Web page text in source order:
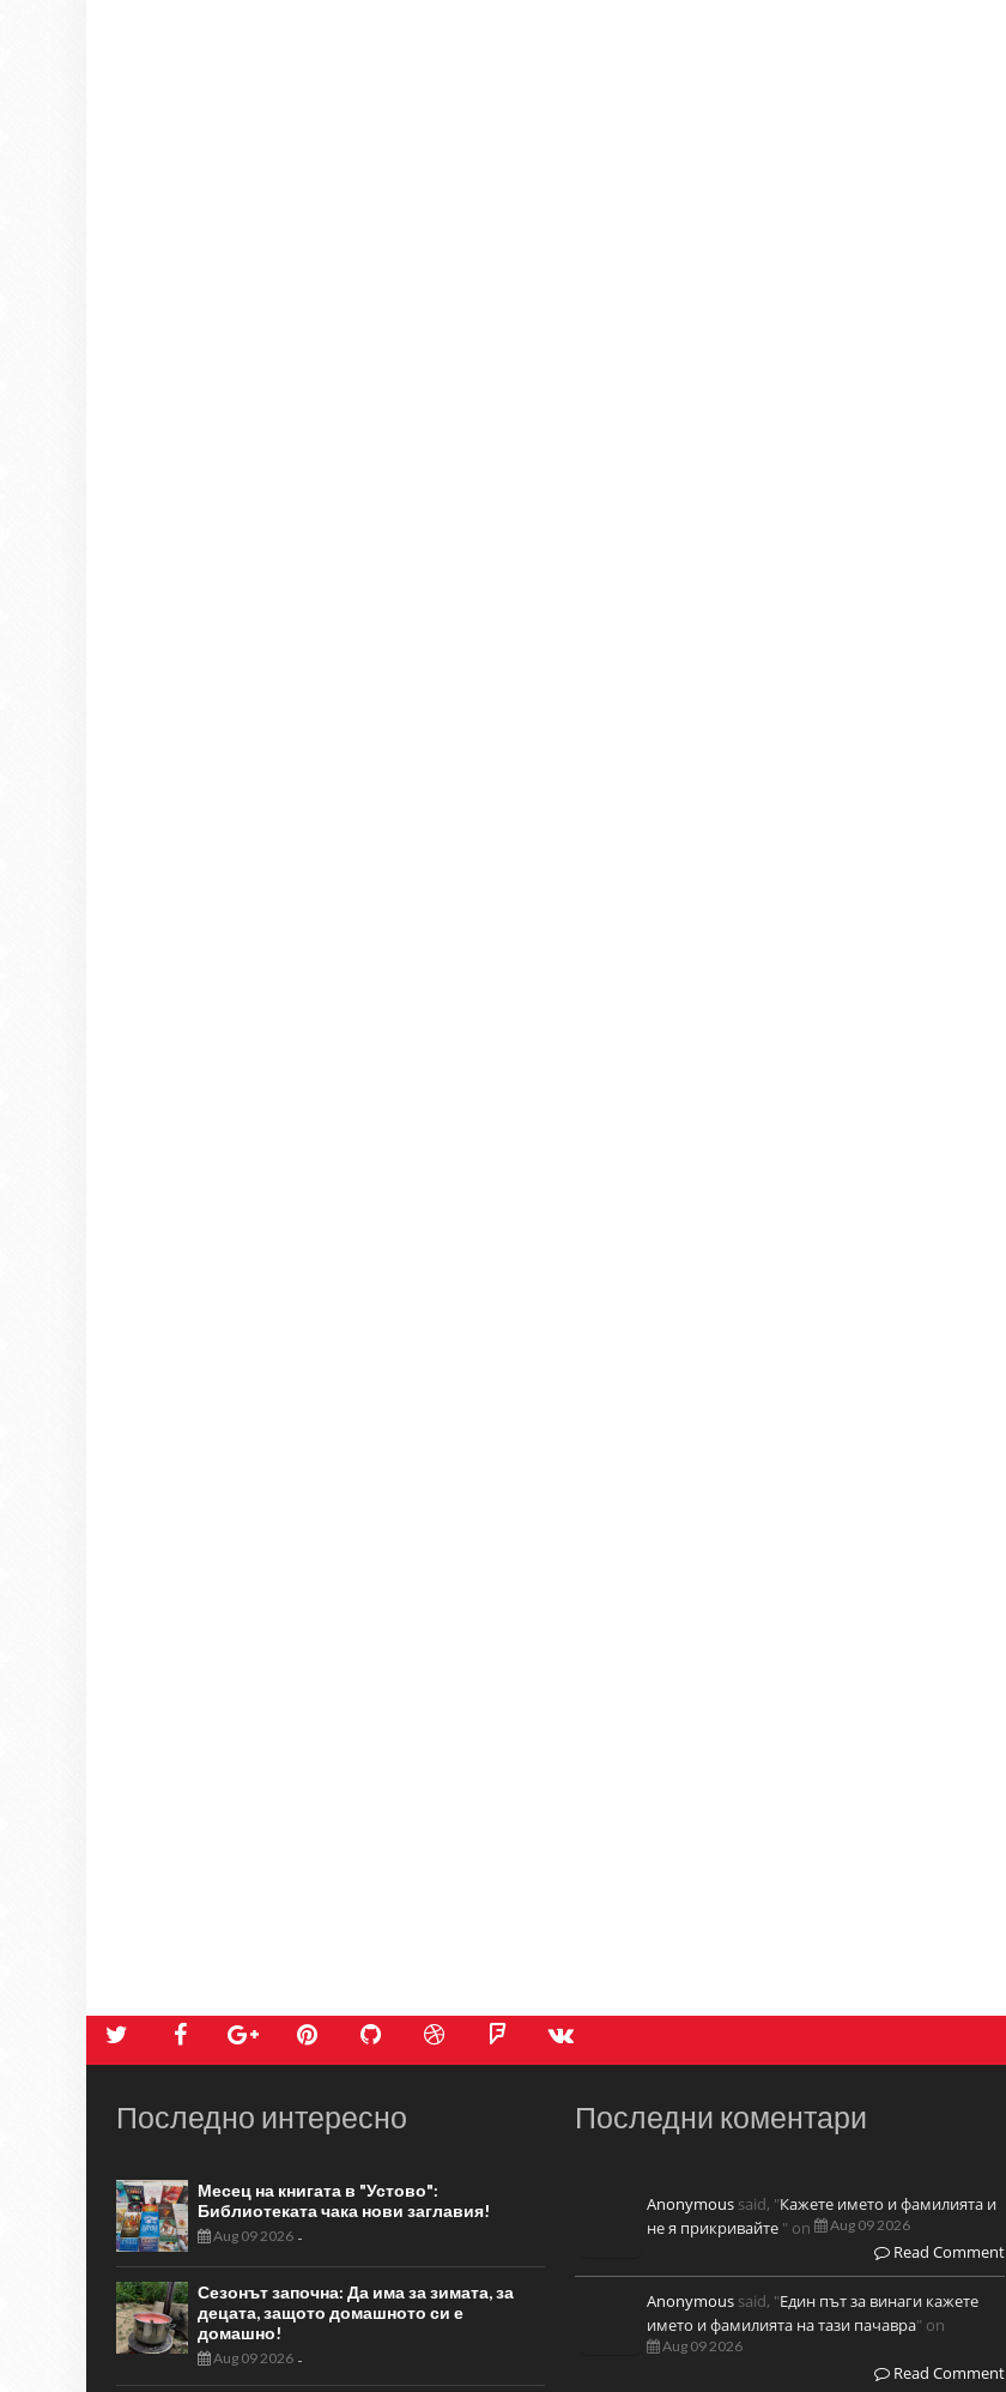
Последно интересно
Месец на книгата в "Устово":
Библиотеката чака нови заглавия!
Aug 09 2026 -
Сезонът започна: Да има за зимата, за
децата, защото домашното си е
домашно!
Aug 09 2026 -
Последни коментари
Anonymous said, "Кажете името и фамилията и
не я прикривайте " on Aug 09 2026
Read Comment
Anonymous said, "Един път за винаги кажете
името и фамилията на тази пачавра" on
Aug 09 2026
Read Comment